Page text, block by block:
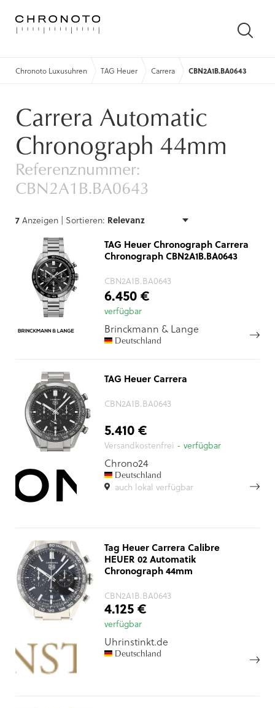
Chronoto Luxusuhren TAG Heuer Carrera CBN2A1B.BA0643
Carrera Automatic
Chronograph 44mm
Referenznummer:
CBN2A1B.BA0643
7Anzeigen | Sortieren:
TAG Heuer Chronograph Carrera
Chronograph CBN2A1B.BA0643
CBN2A1B.BA0643
6.450 €
verfügbar
Brinckmann & Lange
Deutschland
TAG Heuer Carrera
CBN2A1B.BA0643
5.410 €
Versandkostenfrei - verfügbar
Chrono24
Deutschland
auch lokal verfügbar
Tag Heuer Carrera Calibre
HEUER 02 Automatik
Chronograph 44mm
CBN2A1B.BA0643
4.125 €
verfügbar
Uhrinstinkt.de
Deutschland